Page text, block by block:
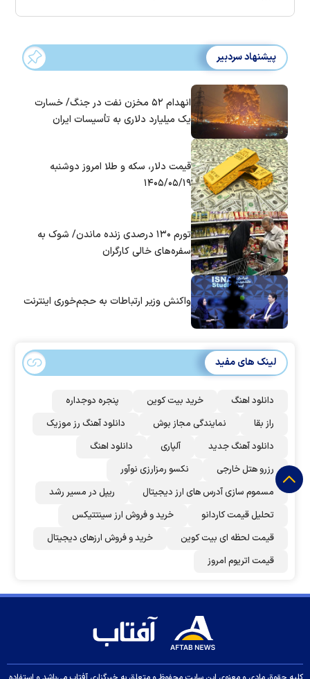
پیشنهاد سردبیر
انهدام ۵۲ مخزن نفت در جنگ/ خسارت
یک میلیارد دلاری به تأسیسات ایران
قیمت دلار، سکه و طلا امروز دوشنبه
۱۴۰۵/۰۵/۱۹
تورم ۱۳۰ درصدی زنده ماندن/ شوک به
سفره‌های خالی کارگران
واکنش وزیر ارتباطات به حجم‌خوری اینترنت
لینک های مفید
دانلود اهنگ خرید بیت کوین
پنجره دوجداره
راز بقا
نمایندگی مجاز بوش
دانلود آهنگ رز‌ موزیک
دانلود آهنگ جدید
آلپاری
دانلود اهنگ
رزرو هتل خارجی
نکسو رمزارزی نوآور
مسموم سازی آدرس های ارز دیجیتال
ریپل در مسیر رشد
تحلیل قیمت کاردانو
خرید و فروش ارز سینتتیکس
قیمت لحظه ای بیت کوین
خرید و فروش ارزهای دیجیتال
قیمت اتریوم امروز